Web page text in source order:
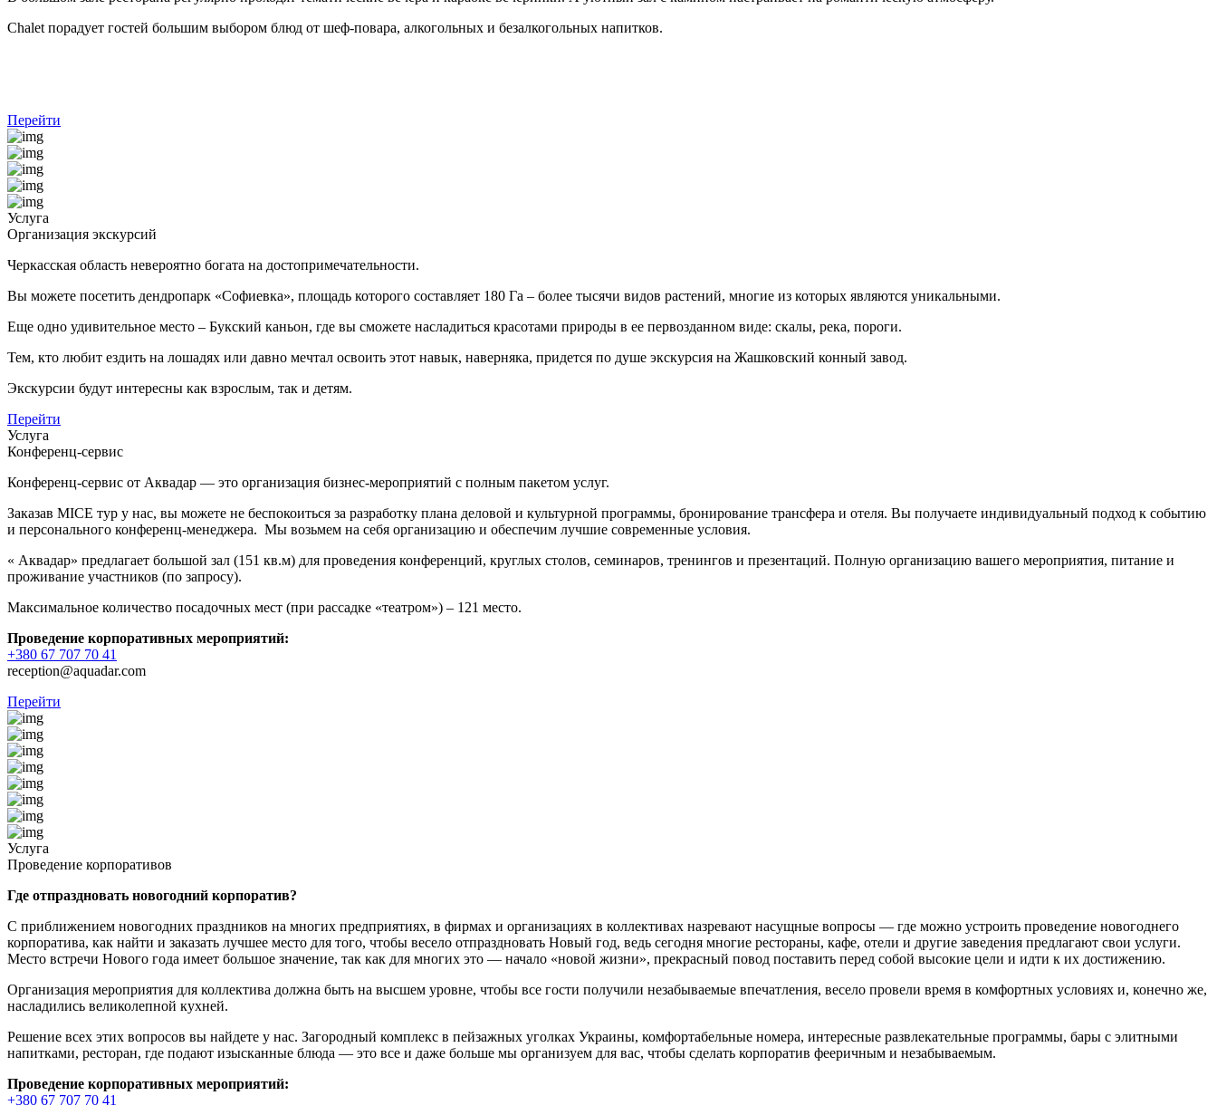
Chalet порадует гостей большим выбором блюд от шеф-повара, алкогольных и безалкогольных напитков.
Перейти
Услуга
Организация экскурсий
Черкасская область невероятно богата на достопримечательности.
Вы можете посетить дендропарк «Софиевка», площадь которого составляет 180 Га – более тысячи видов растений, многие из которых являются уникальными.
Еще одно удивительное место – Букский каньон, где вы сможете насладиться красотами природы в ее первозданном виде: скалы, река, пороги.
Тем, кто любит ездить на лошадях или давно мечтал освоить этот навык, наверняка, придется по душе экскурсия на Жашковский конный завод.
Экскурсии будут интересны как взрослым, так и детям.
Перейти
Услуга
Конференц-сервис
Конференц-сервис от Аквадар — это организация бизнес-мероприятий с полным пакетом услуг.
Заказав MICE тур у нас, вы можете не беспокоиться за разработку плана деловой и культурной программы, бронирование трансфера и отеля. Вы получаете индивидуальный подход к событию
и персонального конференц-менеджера. Мы возьмем на себя организацию и обеспечим лучшие современные условия.
« Аквадар» предлагает большой зал (151 кв.м) для проведения конференций, круглых столов, семинаров, тренингов и презентаций. Полную организацию вашего мероприятия, питание и
проживание участников (по запросу).
Максимальное количество посадочных мест (при рассадке «театром») – 121 место.
Проведение корпоративных мероприятий:
+380 67 707 70 41
reception@aquadar.com
Перейти
Услуга
Проведение корпоративов
Где отпраздновать новогодний корпоратив?
С приближением новогодних праздников на многих предприятиях, в фирмах и организациях в коллективах назревают насущные вопросы — где можно устроить проведение новогоднего
корпоратива, как найти и заказать лучшее место для того, чтобы весело отпраздновать Новый год, ведь сегодня многие рестораны, кафе, отели и другие заведения предлагают свои услуги.
Место встречи Нового года имеет большое значение, так как для многих это — начало «новой жизни», прекрасный повод поставить перед собой высокие цели и идти к их достижению.
Организация мероприятия для коллектива должна быть на высшем уровне, чтобы все гости получили незабываемые впечатления, весело провели время в комфортных условиях и, конечно же,
насладились великолепной кухней.
Решение всех этих вопросов вы найдете у нас. Загородный комплекс в пейзажных уголках Украины, комфортабельные номера, интересные развлекательные программы, бары с элитными
напитками, ресторан, где подают изысканные блюда — это все и даже больше мы организуем для вас, чтобы сделать корпоратив фееричным и незабываемым.
Проведение корпоративных мероприятий:
+380 67 707 70 41